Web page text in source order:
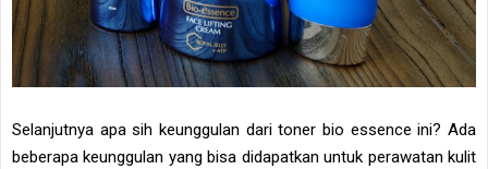
Selanjutnya apa sih keunggulan dari toner bio essence ini? Ada
beberapa keunggulan yang bisa didapatkan untuk perawatan kulit